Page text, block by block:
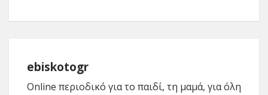
ebiskotogr
Online περιοδικό για το παιδί, τη μαμά, για όλη